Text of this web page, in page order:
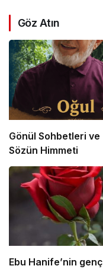
Göz Atın
Gönül Sohbetleri ve
Sözün Himmeti
Ebu Hanife’nin genç